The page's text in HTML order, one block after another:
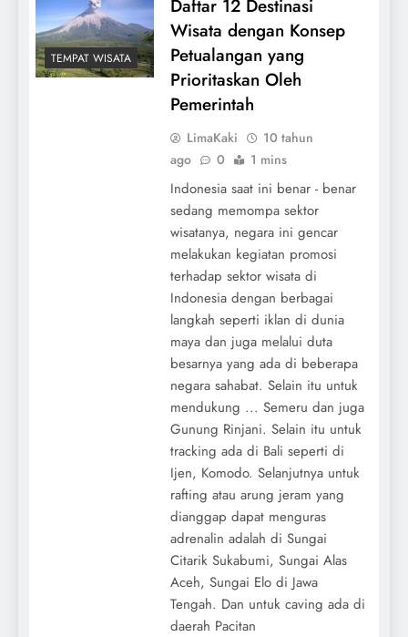
TEMPAT WISATA
Daftar 12 Destinasi
Wisata dengan Konsep
Petualangan yang
Prioritaskan Oleh
Pemerintah
LimaKaki
10 tahun
ago
0 1 mins
Indonesia saat ini benar - benar
sedang memompa sektor
wisatanya, negara ini gencar
melakukan kegiatan promosi
terhadap sektor wisata di
Indonesia dengan berbagai
langkah seperti iklan di dunia
maya dan juga melalui duta
besarnya yang ada di beberapa
negara sahabat. Selain itu untuk
mendukung ... Semeru dan juga
Gunung Rinjani. Selain itu untuk
tracking ada di Bali seperti di
Ijen, Komodo. Selanjutnya untuk
rafting atau arung jeram yang
dianggap dapat menguras
adrenalin adalah di Sungai
Citarik Sukabumi, Sungai Alas
Aceh, Sungai Elo di Jawa
Tengah. Dan untuk caving ada di
daerah Pacitan